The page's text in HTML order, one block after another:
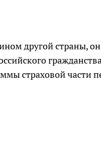
другой страны,
страховой части